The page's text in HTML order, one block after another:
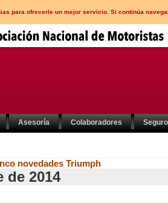
para ofrecerle un mejor servicio. Si continúa
Asesoría Colaboradores
novedades Triumph
de 2014